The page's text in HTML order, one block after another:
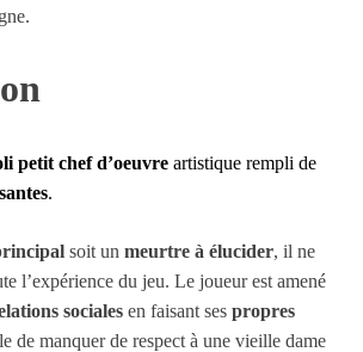
petit chef d’oeuvre artistique rempli de
.
soit un meurtre à élucider, il ne
l’expérience du jeu. Le joueur est amené
sociales en faisant ses propres
de manquer de respect à une vieille dame